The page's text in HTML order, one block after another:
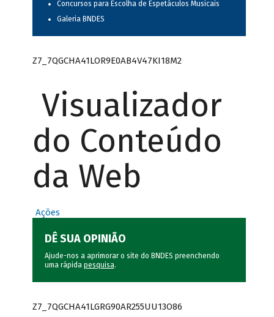
Concursos para Escolha de Espetáculos Musicais
Galeria BNDES
Z7_7QGCHA41LOR9E0AB4V47KI18M2
Visualizador
do Conteúdo
da Web
Ações
DÊ SUA OPINIÃO
Ajude-nos a aprimorar o site do BNDES preenchendo
uma rápida pesquisa.
Z7_7QGCHA41LGRG90AR255UU13O86